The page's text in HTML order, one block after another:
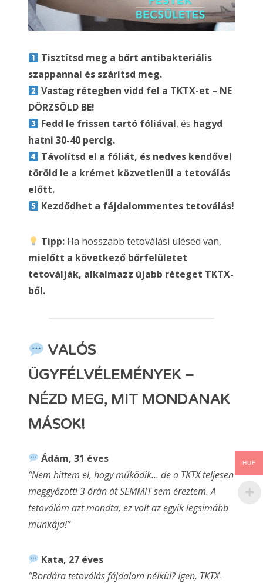
Tisztítsd meg a bőrt antibakteriális
szappannal és szárítsd meg.
Vastag rétegben vidd fel a TKTX-et – NE
DÖRZSÖLD BE!
Fedd le frissen tartó fóliával, és hagyd
hatni 30-40 percig.
Távolítsd el a fóliát, és nedves kendővel
töröld le a krémet közvetlenül a tetoválás
előtt.
Kezdődhet a fájdalommentes tetoválás!
Tipp: Ha hosszabb tetoválási ülésed van,
mielőtt a következő bőrfelületet
tetoválják, alkalmazz újabb réteget TKTX-
ből.
VALÓS
ÜGYFÉLVÉLEMÉNYEK –
NÉZD MEG, MIT MONDANAK
MÁSOK!
Ádám, 31 éves
“Nem hittem el, hogy működik… de a TKTX teljesen
meggyőzött! 3 órán át SEMMIT sem éreztem. A
tetoválóm azt mondta, ez volt az egyik legsimább
munkája!”
Kata, 27 éves
“Bordára tetoválás fájdalom nélkül? Igen, TKTX-
HUF